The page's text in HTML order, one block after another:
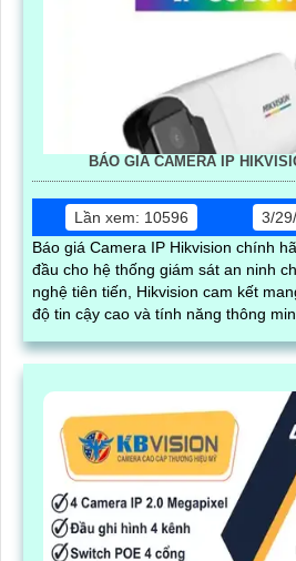
BÁO GIÁ CAMERA IP
Lần xem: 10596
3/
Báo giá Camera IP Hikvision chính
đầu cho hệ thống giám sát an ninh chất
nghệ tiên tiến, Hikvision cam kết
độ tin cậy cao và tính năng thông